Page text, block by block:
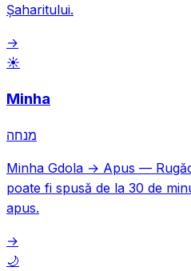
Șaharitului.
→
☀️
Minha
מנחה
Minha Gdola → Apus —
poate fi spusă de la 30 de
apus.
→
🌙